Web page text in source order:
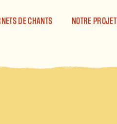
DE CHANTS NOTRE PROJET